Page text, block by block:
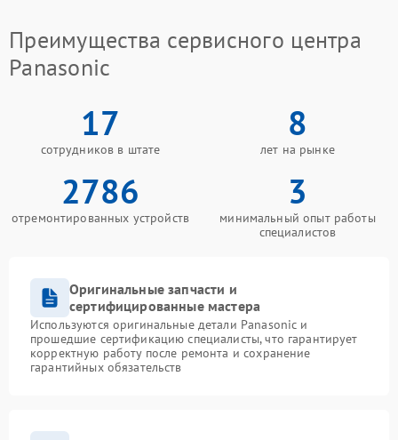
Преимущества сервисного центра
Panasonic
17
сотрудников в штате
8
лет на рынке
2786
отремонтированных устройств
3
минимальный опыт работы
специалистов
Оригинальные запчасти и
сертифицированные мастера
Используются оригинальные детали Panasonic и
прошедшие сертификацию специалисты, что гарантирует
корректную работу после ремонта и сохранение
гарантийных обязательств